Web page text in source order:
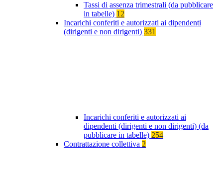
Tassi di assenza trimestrali (da pubblicare
in tabelle) 12
Incarichi conferiti e autorizzati ai dipendenti
(dirigenti e non dirigenti) 331
Incarichi conferiti e autorizzati ai
dipendenti (dirigenti e non dirigenti) (da
pubblicare in tabelle) 254
Contrattazione collettiva 2